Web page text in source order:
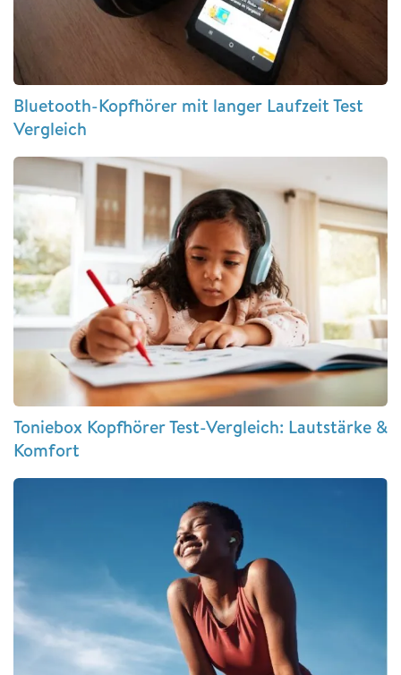
Bluetooth-Kopfhörer mit langer Laufzeit Test
Vergleich
Toniebox Kopfhörer Test-Vergleich: Lautstärke &
Komfort